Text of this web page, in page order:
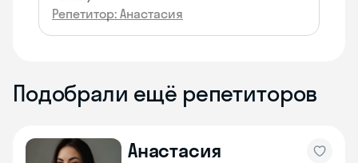
Репетитор: Анастасия
Подобрали ещё репетиторов
Анастасия